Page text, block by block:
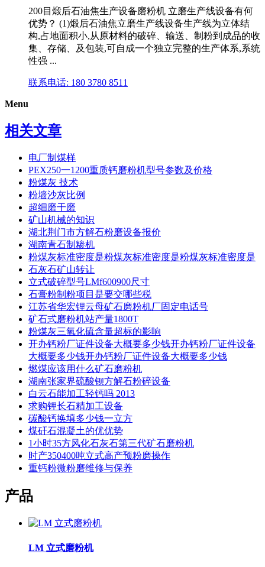
200目煅后石油焦生产设备磨粉机 立磨生产线设备有何
优势？ (1)煅后石油焦立磨生产线设备生产线为立体结
构,占地面积小,从原材料的破碎、输送、制粉到成品的收
集、存储、及包装,可自成一个独立完整的生产体系,系统
性强 ...
联系电话: 180 3780 8511
Menu
相关文章
电厂制煤样
PEX250一1200重质钙磨粉机型号参数及价格
粉煤灰 技术
粉墙沙灰比例
超细磨干磨
矿山机械的知识
湖北荆门市方解石粉磨设备报价
湖南青石制糁机
粉煤灰标准密度是粉煤灰标准密度是粉煤灰标准密度是
石灰石矿山转让
立式破碎型号LMf600900尺寸
石膏粉制粉项目是要交哪些税
江苏省华宏锂云母矿石磨粉机厂固定电话号
矿石式磨粉机站产量1800T
粉煤灰三氧化硫含量超标的影响
开办钙粉厂证件设备大概要多少钱开办钙粉厂证件设备
大概要多少钱开办钙粉厂证件设备大概要多少钱
燃煤应该用什么矿石磨粉机
湖南张家界硫酸钡方解石粉碎设备
白云石能加工轻钙吗 2013
求购钾长石精加工设备
碳酸钙换填多少钱一立方
煤矸石混凝土的优优势
1小时35方风化石灰石第三代矿石磨粉机
时产350400吨立式高产预粉磨操作
重钙粉微粉磨维修与保养
产品
LM 立式磨粉机